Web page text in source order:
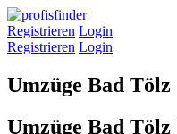
Registrieren Login
Registrieren Login
Umzüge Bad Tölz
Umzüge Bad